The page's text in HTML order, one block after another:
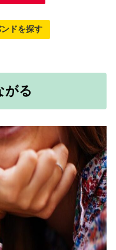
ドを探す
がる